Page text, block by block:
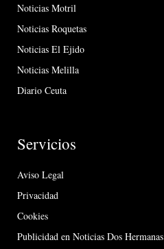
Noticias Motril
Noticias Roquetas
Noticias El Ejido
Noticias Melilla
Diario Ceuta
Servicios
Aviso Legal
Privacidad
Cookies
Publicidad en Noticias Dos Hermanas